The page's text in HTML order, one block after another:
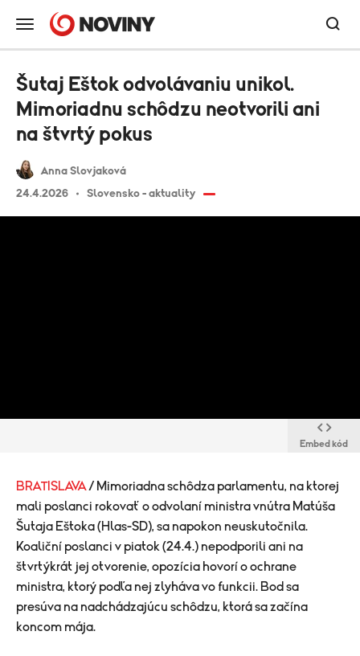
Anna Slovjaková
24.4.2026
Slovensko - aktuality
Šutaj Eštok odvolávaniu unikol.
Mimoriadnu schôdzu neotvorili ani
na štvrtý pokus
Embed kód
BRATISLAVA / Mimoriadna schôdza parlamentu, na ktorej
mali poslanci rokovať o odvolaní ministra vnútra Matúša
Šutaja Eštoka (Hlas-SD), sa napokon neuskutočnila.
Koaliční poslanci v piatok (24.4.) nepodporili ani na
štvrtýkrát jej otvorenie, opozícia hovorí o ochrane
ministra, ktorý podľa nej zlyháva vo funkcii. Bod sa
presúva na nadchádzajúcu schôdzu, ktorá sa začína
koncom mája.